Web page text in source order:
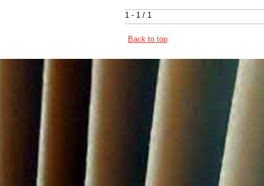
1 - 1 / 1
Back to top